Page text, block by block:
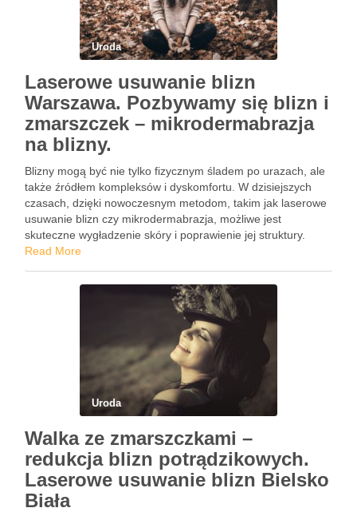
Uroda
Laserowe usuwanie blizn
Warszawa. Pozbywamy się blizn i
zmarszczek – mikrodermabrazja
na blizny.
Blizny mogą być nie tylko fizycznym śladem po urazach, ale
także źródłem kompleksów i dyskomfortu. W dzisiejszych
czasach, dzięki nowoczesnym metodom, takim jak laserowe
usuwanie blizn czy mikrodermabrazja, możliwe jest
skuteczne wygładzenie skóry i poprawienie jej struktury.
Każda z tych technik ma swoje unikalne zalety, a wybór
Read More
Uroda
Walka ze zmarszczkami –
redukcja blizn potrądzikowych.
Laserowe usuwanie blizn Bielsko
Biała